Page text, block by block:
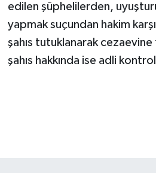
edilen şüphelilerden,
yapmak suçundan hakim
şahıs tutuklanarak
şahıs hakkında ise adli